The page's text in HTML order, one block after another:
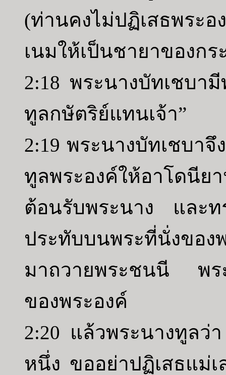
(ท่านคงไม่ปฏิเสธพร
เนมให้เป็นชายาของกร
2:18 พระนางบัทเชบา
ทูลกษัตริย์แทนเจ้า”
2:19 พระนางบัทเชบาจึ
ทูลพระองค์ให้อาโด
ต้อนรับพระนาง และท
ประทับบนพระที่นั่งของ
มาถวายพระชนนี พระ
ของพระองค์
2:20 แล้วพระนางทูลว่
หนึ่ง ขออย่าปฏิเสธแม่